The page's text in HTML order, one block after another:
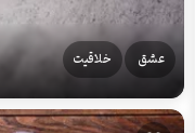
عشق خلاقیت